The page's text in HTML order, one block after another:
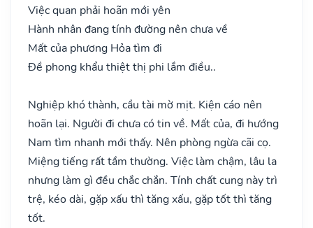
Việc quan phải hoãn mới yên
Hành nhân đang tính đường nên chưa về
Mất của phương Hỏa tìm đi
Đề phong khẩu thiệt thị phi lắm điều..
Nghiệp khó thành, cầu tài mờ mịt. Kiện cáo nên
hoãn lại. Người đi chưa có tin về. Mất của, đi hướng
Nam tìm nhanh mới thấy. Nên phòng ngừa cãi cọ.
Miệng tiếng rất tầm thường. Việc làm chậm, lâu la
nhưng làm gì đều chắc chắn. Tính chất cung này trì
trệ, kéo dài, gặp xấu thì tăng xấu, gặp tốt thì tăng
tốt.